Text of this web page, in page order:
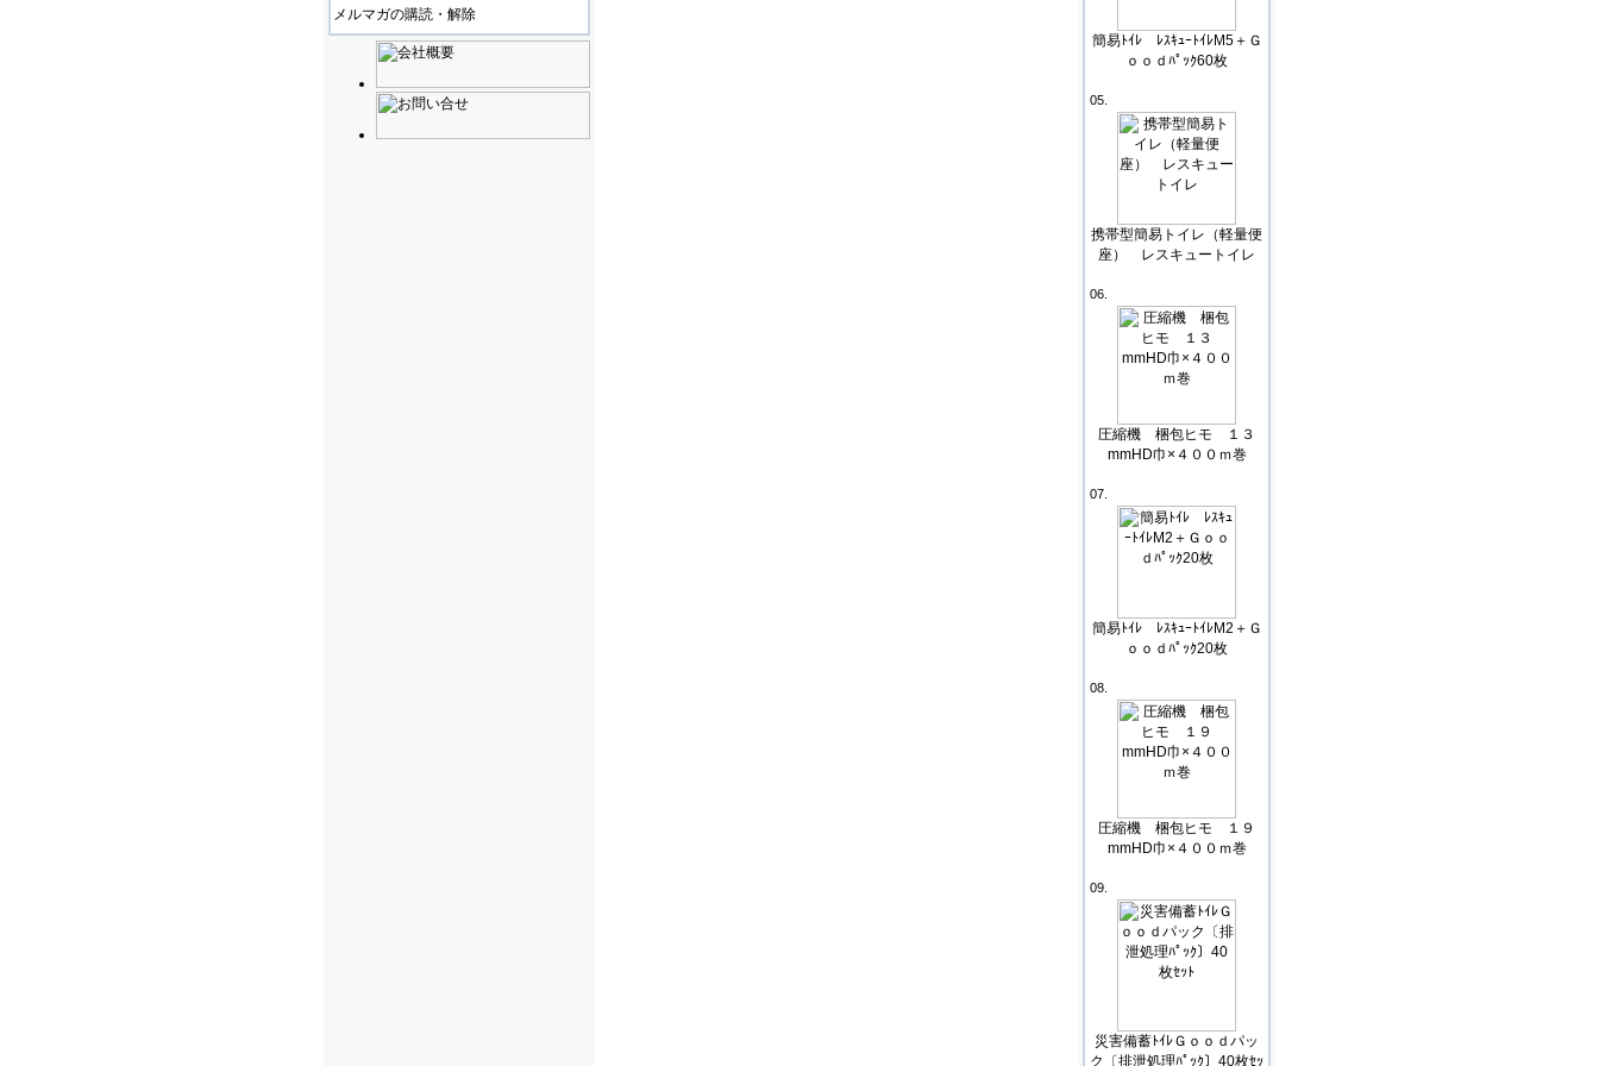
メルマガの購読・解除
簡易ﾄｲﾚ ﾚｽｷｭｰﾄｲﾚM5＋Ｇ
ｏｏｄﾊﾟｯｸ60枚
05.
携帯型簡易トイレ（軽量便
座） レスキュートイレ
06.
圧縮機 梱包ヒモ １３
mmHD巾×４００ｍ巻
07.
簡易ﾄｲﾚ ﾚｽｷｭｰﾄｲﾚM2＋Ｇ
ｏｏｄﾊﾟｯｸ20枚
08.
圧縮機 梱包ヒモ １９
mmHD巾×４００ｍ巻
09.
災害備蓄ﾄｲﾚＧｏｏｄパッ
ク〔排泄処理ﾊﾟｯｸ〕40枚ｾｯ